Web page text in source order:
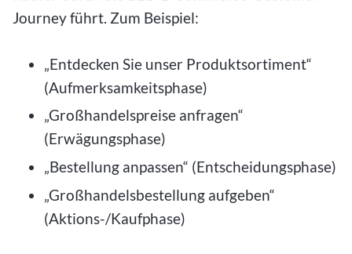
Journey führt. Zum Beispiel:
„Entdecken Sie unser Produktsortiment“
(Aufmerksamkeitsphase)
„Großhandelspreise anfragen“
(Erwägungsphase)
„Bestellung anpassen“ (Entscheidungsphase)
„Großhandelsbestellung aufgeben“
(Aktions-/Kaufphase)